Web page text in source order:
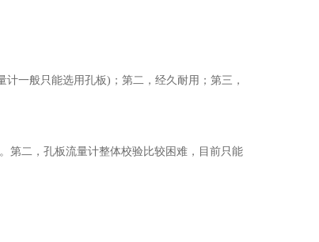
一般只能选用孔板)；第二，经久耐用；第三，
二，孔板流量计整体校验比较困难，目前只能